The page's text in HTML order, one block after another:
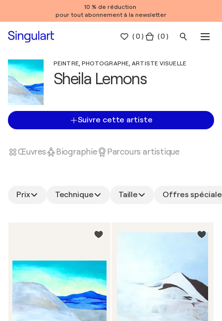
10 % de réduction
pour tout abonnement à la newsletter
(0 ) ( 0 )
PEINTRE, PHOTOGRAPHE, ARTISTE VISUELLE
Sheila Lemons
Suivre cette artiste
Œuvres Biographie Parcours artistique
Prix Technique Taille Offres